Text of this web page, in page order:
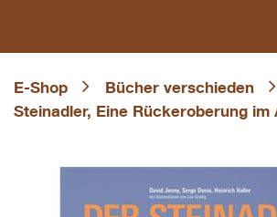
E-Shop Bücher verschieden
Steinadler, Eine Rückeroberung im